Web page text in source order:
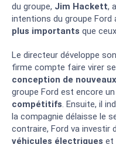
du groupe, Jim Hackett,
intentions du groupe Ford
plus importants que
Le directeur développe
firme compte faire virer
conception de
groupe Ford est encore
compétitifs . Ensuite, il
la compagnie délaisse le
contraire, Ford va investir
véhicules électriques et